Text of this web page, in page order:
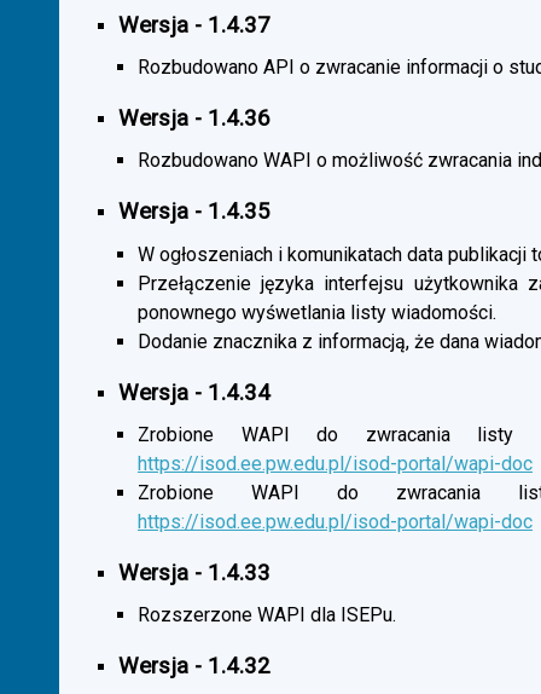
Wersja - 1.4.37
Rozbudowano API o zwracanie informacji o
Wersja - 1.4.36
Rozbudowano WAPI o możliwość zwracania
Wersja - 1.4.35
W ogłoszeniach i komunikatach data
Przełączenie języka interfejsu użytkownika
ponownego wyśwetlania listy wiadomości.
Dodanie znacznika z informacją, że dana
Wersja - 1.4.34
Zrobione WAPI do zwracania listy
https://isod.ee.pw.edu.pl/isod-portal/wapi-doc
Zrobione WAPI do zwracania listy
https://isod.ee.pw.edu.pl/isod-portal/wapi-doc
Wersja - 1.4.33
Rozszerzone WAPI dla ISEPu.
Wersja - 1.4.32